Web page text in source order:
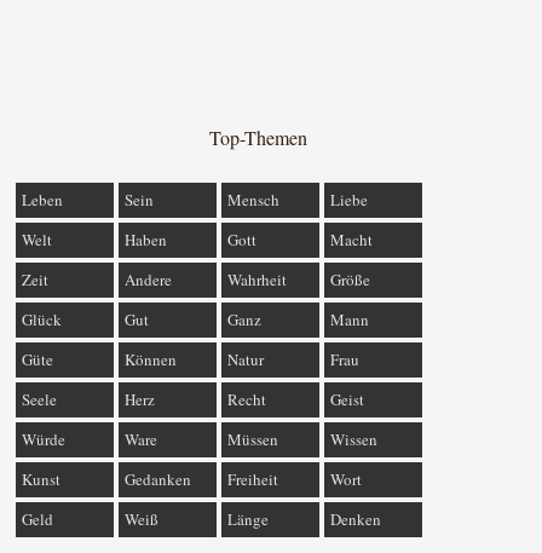
Top-Themen
Leben Sein Mensch
Liebe
Welt
Haben Gott
Macht
Zeit
Andere Wahrheit
Größe
Glück
Gut Ganz
Mann
Güte
Können Natur
Frau
Seele
Herz Recht
Geist
Würde
Ware Müssen
Wissen
Kunst
Gedanken Freiheit
Wort
Geld
Weiß Länge Denken